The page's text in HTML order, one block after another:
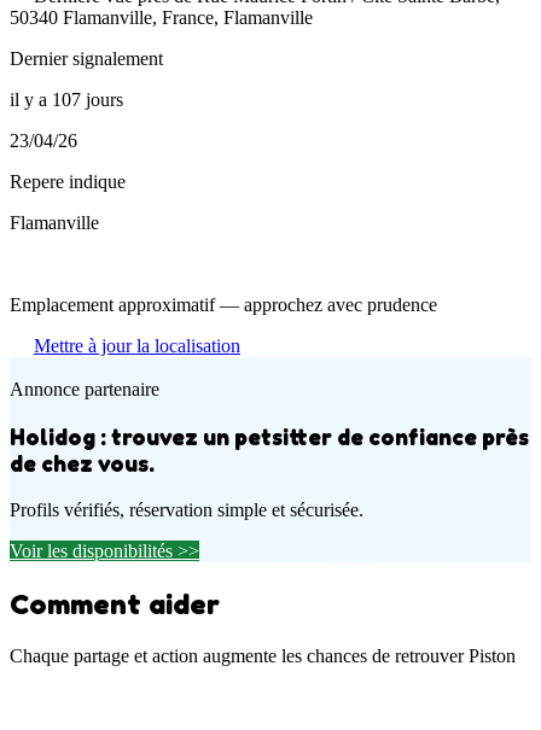
50340 Flamanville, France, Flamanville
Dernier signalement
il y a 107 jours
23/04/26
Repere indique
Flamanville
Emplacement approximatif — approchez avec prudence
Mettre à jour la localisation
Annonce partenaire
Holidog : trouvez un petsitter de confiance près
de chez vous.
Profils vérifiés, réservation simple et sécurisée.
Voir les disponibilités >>
Comment aider
Chaque partage et action augmente les chances de retrouver Piston